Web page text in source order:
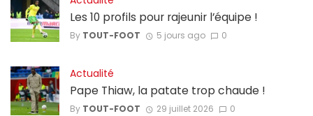
Les 10 profils pour rajeunir l’équipe !
By TOUT-FOOT 5 jours ago 0
Actualité
Pape Thiaw, la patate trop chaude !
By TOUT-FOOT 29 juillet 2026 0